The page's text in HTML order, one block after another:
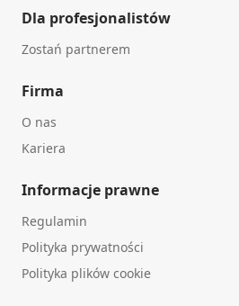
Dla profesjonalistów
Zostań partnerem
Firma
O nas
Kariera
Informacje prawne
Regulamin
Polityka prywatności
Polityka plików cookie